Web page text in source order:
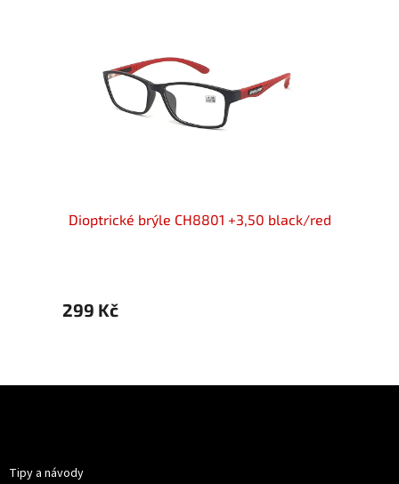
Dioptrické brýle CH8801 +3,50 black/red
299 Kč
Tipy a návody